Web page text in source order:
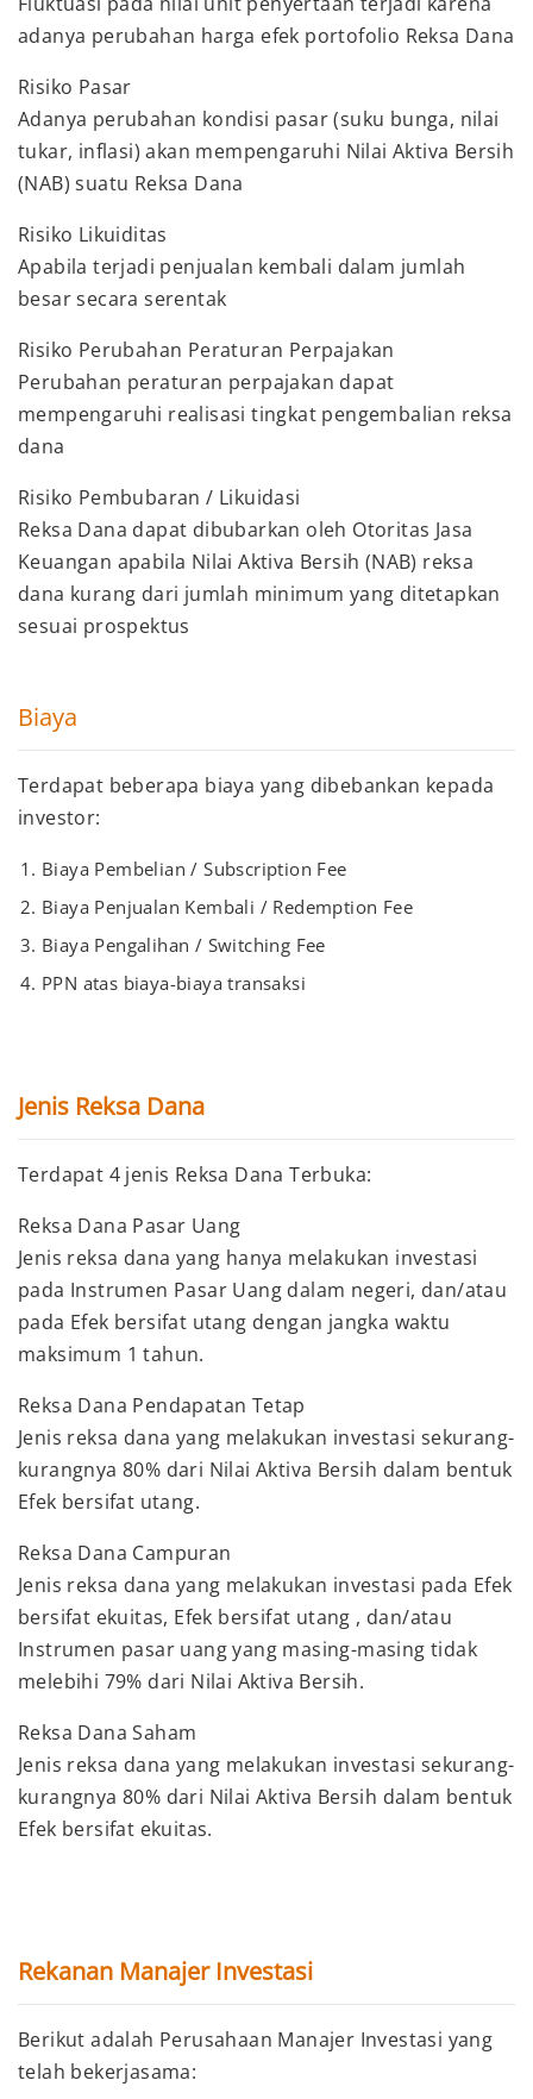
adanya perubahan harga efek portofolio Reksa Dana
Risiko Pasar
Adanya perubahan kondisi pasar (suku bunga, nilai
tukar, inflasi) akan mempengaruhi Nilai Aktiva Bersih
(NAB) suatu Reksa Dana
Risiko Likuiditas
Apabila terjadi penjualan kembali dalam jumlah
besar secara serentak
Risiko Perubahan Peraturan Perpajakan
Perubahan peraturan perpajakan dapat
mempengaruhi realisasi tingkat pengembalian reksa
dana
Risiko Pembubaran / Likuidasi
Reksa Dana dapat dibubarkan oleh Otoritas Jasa
Keuangan apabila Nilai Aktiva Bersih (NAB) reksa
dana kurang dari jumlah minimum yang ditetapkan
sesuai prospektus
Biaya
Terdapat beberapa biaya yang dibebankan kepada
investor:
Biaya Pembelian / Subscription Fee
Biaya Penjualan Kembali / Redemption Fee
Biaya Pengalihan / Switching Fee
PPN atas biaya-biaya transaksi
Jenis Reksa Dana
Terdapat 4 jenis Reksa Dana Terbuka:
Reksa Dana Pasar Uang
Jenis reksa dana yang hanya melakukan investasi
pada Instrumen Pasar Uang dalam negeri, dan/atau
pada Efek bersifat utang dengan jangka waktu
maksimum 1 tahun.
Reksa Dana Pendapatan Tetap
Jenis reksa dana yang melakukan investasi sekurang-
kurangnya 80% dari Nilai Aktiva Bersih dalam bentuk
Efek bersifat utang.
Reksa Dana Campuran
Jenis reksa dana yang melakukan investasi pada Efek
bersifat ekuitas, Efek bersifat utang , dan/atau
Instrumen pasar uang yang masing-masing tidak
melebihi 79% dari Nilai Aktiva Bersih.
Reksa Dana Saham
Jenis reksa dana yang melakukan investasi sekurang-
kurangnya 80% dari Nilai Aktiva Bersih dalam bentuk
Efek bersifat ekuitas.
Rekanan Manajer Investasi
Berikut adalah Perusahaan Manajer Investasi yang
telah bekerjasama: